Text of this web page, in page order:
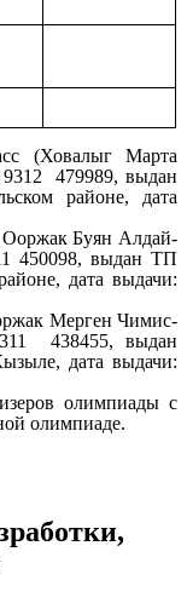
(Ховалыг Марта
479989, выдан
районе, дата
Ооржак Буян Алдай-
450098, выдан ТП
дата выдачи:
Мерген Чимис-
438455, выдан
дата выдачи:
олимпиады с
олимпиаде.